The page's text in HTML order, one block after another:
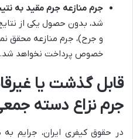
جرم منازعه جرم مقید به
شد، بدون حصول یکی از
و جرح)، جرم منازعه محقق
خصوص پرداخت نخواهد شد.
قابل گذشت یا
جرم نزاع دسته
در حقوق کیفری ایران، جرایم